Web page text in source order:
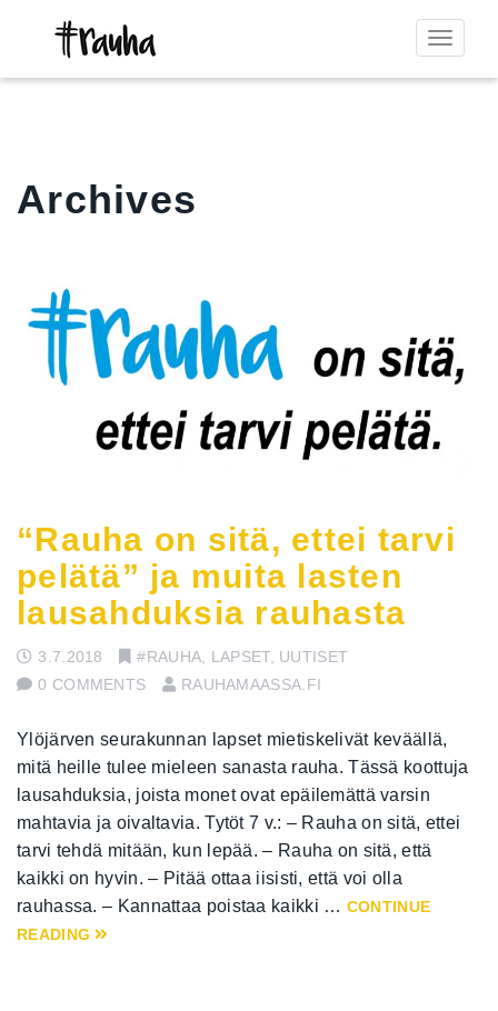
Toggle
Archives
“Rauha on sitä, ettei tarvi
pelätä” ja muita lasten
lausahduksia rauhasta
3.7.2018 #RAUHA LAPSET, UUTISET
0 COMMENTS
RAUHAMAASSA.FI
Ylöjärven seurakunnan lapset mietiskelivät keväällä,
mitä heille tulee mieleen sanasta rauha. Tässä koottuja
lausahduksia, joista monet ovat epäilemättä varsin
mahtavia ja oivaltavia. Tytöt 7 v.: – Rauha on sitä, ettei
tarvi tehdä mitään, kun lepää. – Rauha on sitä, että
kaikki on hyvin. – Pitää ottaa iisisti, että voi olla
rauhassa. – Kannattaa poistaa kaikki … CONTINUE
READING